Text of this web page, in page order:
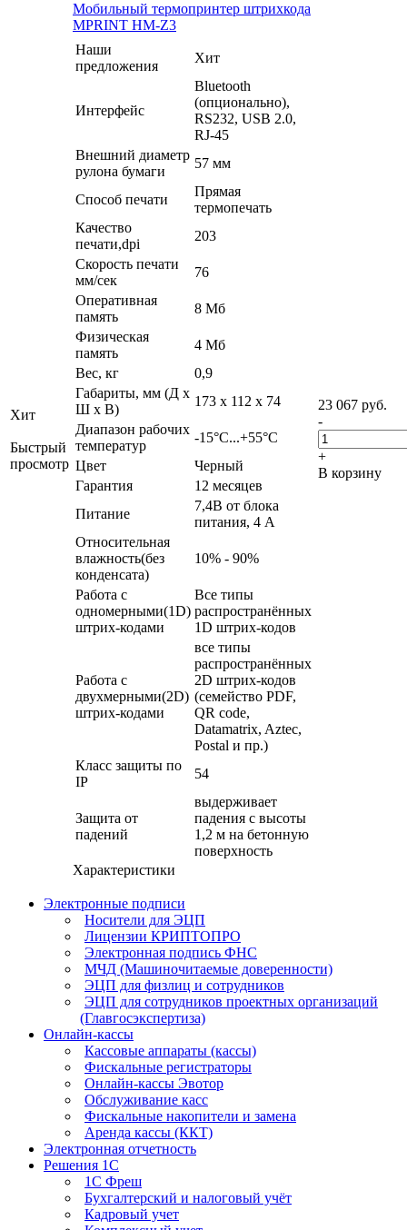
Хит
Быстрый
просмотр
Мобильный термопринтер штрихкода
MPRINT HM-Z3
Наши
предложения
Хит
Интерфейс
Bluetooth
(опционально),
RS232, USB 2.0,
RJ-45
Внешний диаметр
рулона бумаги
57 мм
Способ печати
Прямая
термопечать
Качество
печати,dpi
203
Скорость печати
мм/сек
76
Оперативная
память
8 Мб
Физическая
память
4 Мб
Вес, кг
0,9
Габариты, мм (Д x
Ш x В)
173 x 112 x 74
Диапазон рабочих
температур
-15°С...+55°C
Цвет
Черный
Гарантия
12 месяцев
Питание
7,4В от блока
питания, 4 А
Относительная
влажность(без
конденсата)
10% - 90%
Работа с
одномерными(1D)
штрих-кодами
Все типы
распространённых
1D штрих-кодов
Работа с
двухмерными(2D)
штрих-кодами
все типы
распространённых
2D штрих-кодов
(семейство PDF,
QR code,
Datamatrix, Aztec,
Postal и пр.)
Класс защиты по
IP
54
Защита от
падений
выдерживает
падения с высоты
1,2 м на бетонную
поверхность
Характеристики
23 067 руб.
-
+
В корзину
Электронные подписи
Носители для ЭЦП
Лицензии КРИПТОПРО
Электронная подпись ФНС
МЧД (Машиночитаемые доверенности)
ЭЦП для физлиц и сотрудников
ЭЦП для сотрудников проектных организаций
(Главгосэкспертиза)
Онлайн-кассы
Кассовые аппараты (кассы)
Фискальные регистраторы
Онлайн-кассы Эвотор
Обслуживание касс
Фискальные накопители и замена
Аренда кассы (ККТ)
Электронная отчетность
Решения 1С
1С Фреш
Бухгалтерский и налоговый учёт
Кадровый учет